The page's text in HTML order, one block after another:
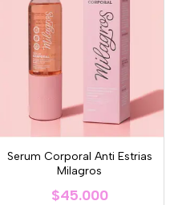
Serum Corporal Anti Estrias
Milagros
$45.000